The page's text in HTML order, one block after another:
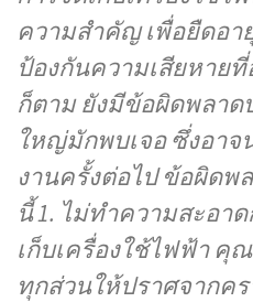
ความสำคัญ เพื่อยืดอา
ป้องกันความเสียหายที่
ก็ตาม ยังมีข้อผิดพลา
ใหญ่มักพบเจอ ซึ่งอา
งานครั้งต่อไป ข้อผิด
นี้ 1. ไม่ทำความสะอา
เก็บเครื่องใช้ไฟฟ้า คุ
ทุกส่วนให้ปราศจากค